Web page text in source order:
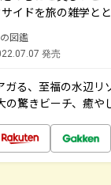
イドを旅の雑学と
図鑑
発売
ガる、至福の水辺リ
の驚きビーチ、癒や